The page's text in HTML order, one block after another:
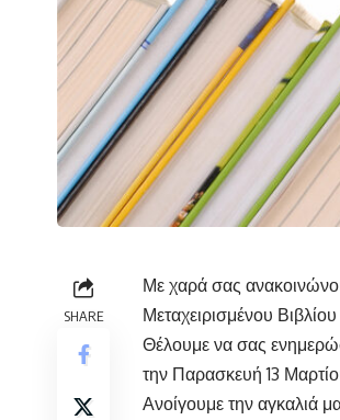
SHARE
Με χαρά σας
Μεταχειρισμένου
Θέλουμε να σας
την Παρασκευή 13
Ανοίγουμε την αγκαλιά